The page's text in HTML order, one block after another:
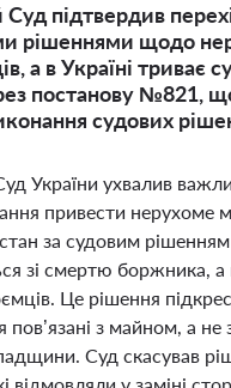
підтвердив
рішеннями щодо
а в Україні триває
постанову №821,
судових
України ухвалив
привести нерухоме
за судовим
зі смертю боржника, а
Це рішення
пов’язані з майном, а не
Суд скасував